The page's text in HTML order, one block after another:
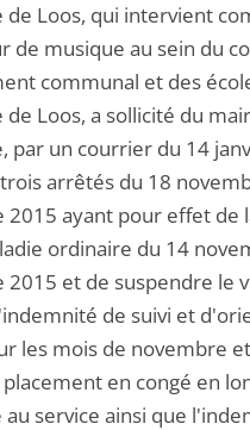
de Loos, qui intervient
de musique au sein du
communal et des
Loos, a sollicité du
par un courrier du 14
arrêtés du 18
2015 ayant pour effet de
ordinaire du 14
2015 et de suspendre le
de suivi et
les mois de novembre
en congé en
service ainsi que